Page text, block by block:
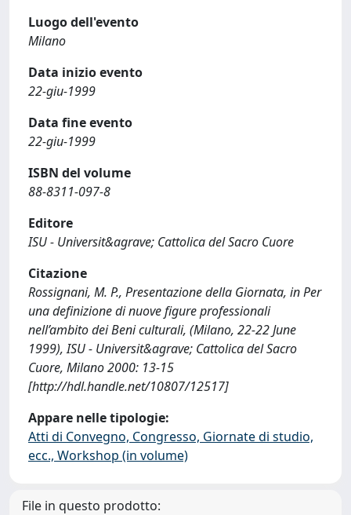
Luogo dell'evento
Milano
Data inizio evento
22-giu-1999
Data fine evento
22-giu-1999
ISBN del volume
88-8311-097-8
Editore
ISU - Universit&agrave; Cattolica del Sacro Cuore
Citazione
Rossignani, M. P., Presentazione della Giornata, in Per
una definizione di nuove figure professionali
nell’ambito dei Beni culturali, (Milano, 22-22 June
1999), ISU - Universit&agrave; Cattolica del Sacro
Cuore, Milano 2000: 13-15
[http://hdl.handle.net/10807/12517]
Appare nelle tipologie:
Atti di Convegno, Congresso, Giornate di studio,
ecc., Workshop (in volume)
File in questo prodotto: